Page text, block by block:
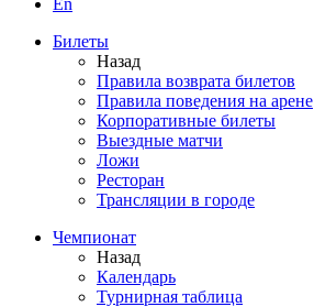
En
Билеты
Назад
Правила возврата билетов
Правила поведения на арене
Корпоративные билеты
Выездные матчи
Ложи
Ресторан
Трансляции в городе
Чемпионат
Назад
Календарь
Турнирная таблица